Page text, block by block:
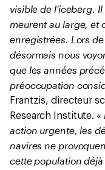
visible de l'iceberg. Il
meurent au large, et
enregistrées. Lors
désormais nous
que les années
préoccupation
Frantzis, directeur
Research Institute. «
action urgente, les
navires ne
cette population